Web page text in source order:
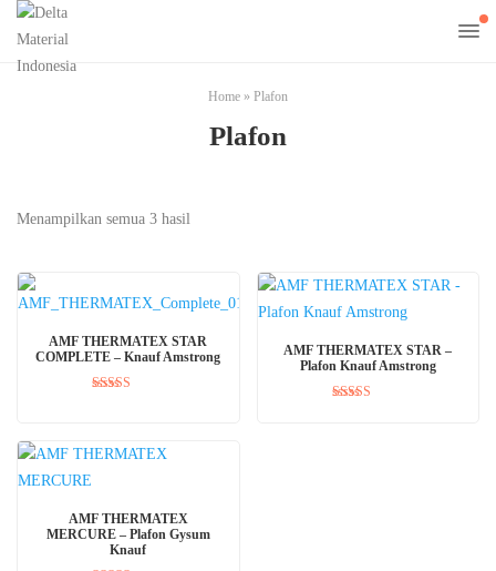
Home » Plafon
Plafon
Menampilkan semua 3 hasil
AMF THERMATEX STAR
COMPLETE – Knauf Amstrong
AMF THERMATEX STAR –
Plafon Knauf Amstrong
AMF THERMATEX
MERCURE – Plafon Gysum
Knauf